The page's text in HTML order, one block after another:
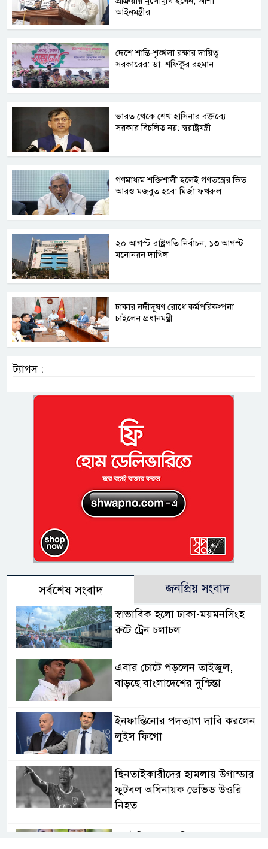
আইনমন্ত্রীর
দেশে শান্তি-শৃঙ্খলা রক্ষার দায়িত্ব
সরকারের: ডা. শফিকুর রহমান
ভারত থেকে শেখ হাসিনার বক্তব্যে
সরকার বিচলিত নয়: স্বরাষ্ট্রমন্ত্রী
গণমাধ্যম শক্তিশালী হলেই গণতন্ত্রের ভিত
আরও মজবুত হবে: মির্জা ফখরুল
২০ আগস্ট রাষ্ট্রপতি নির্বাচন, ১৩ আগস্ট
মনোনয়ন দাখিল
ঢাকার নদীদূষণ রোধে কর্মপরিকল্পনা
চাইলেন প্রধানমন্ত্রী
ট্যাগস :
সর্বশেষ সংবাদ জনপ্রিয় সংবাদ
স্বাভাবিক হলো ঢাকা-ময়মনসিংহ
রুটে ট্রেন চলাচল
এবার চোটে পড়লেন তাইজুল,
বাড়ছে বাংলাদেশের দুশ্চিন্তা
ইনফান্তিনোর পদত্যাগ দাবি করলেন
লুইস ফিগো
ছিনতাইকারীদের হামলায় উগান্ডার
ফুটবল অধিনায়ক ডেভিড উওরি
নিহত